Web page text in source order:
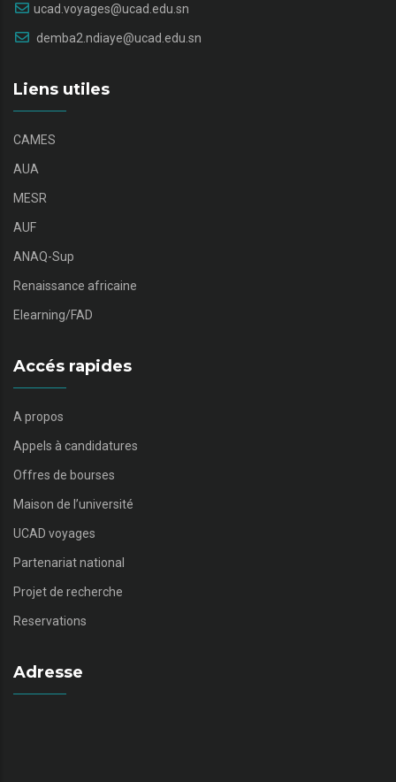
ucad.voyages@ucad.edu.sn
demba2.ndiaye@ucad.edu.sn
Liens utiles
CAMES
AUA
MESR
AUF
ANAQ-Sup
Renaissance africaine
Elearning/FAD
Accés rapides
A propos
Appels à candidatures
Offres de bourses
Maison de l’université
UCAD voyages
Partenariat national
Projet de recherche
Reservations
Adresse